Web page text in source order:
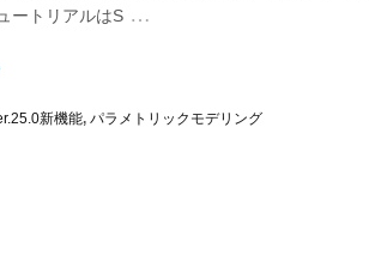
ートリアルはS …
新機能, パラメトリックモデリング